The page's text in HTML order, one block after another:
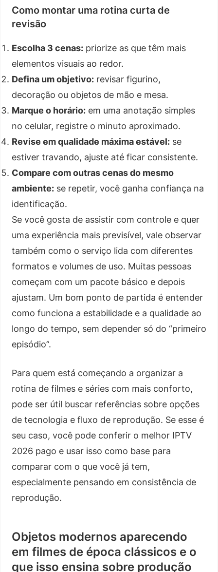
Como montar uma rotina curta de
revisão
Escolha 3 cenas: priorize as que têm mais
elementos visuais ao redor.
Defina um objetivo: revisar figurino,
decoração ou objetos de mão e mesa.
Marque o horário: em uma anotação simples
no celular, registre o minuto aproximado.
Revise em qualidade máxima estável: se
estiver travando, ajuste até ficar consistente.
Compare com outras cenas do mesmo
ambiente: se repetir, você ganha confiança na
identificação.
Se você gosta de assistir com controle e quer
uma experiência mais previsível, vale observar
também como o serviço lida com diferentes
formatos e volumes de uso. Muitas pessoas
começam com um pacote básico e depois
ajustam. Um bom ponto de partida é entender
como funciona a estabilidade e a qualidade ao
longo do tempo, sem depender só do “primeiro
episódio”.
Para quem está começando a organizar a
rotina de filmes e séries com mais conforto,
pode ser útil buscar referências sobre opções
de tecnologia e fluxo de reprodução. Se esse é
seu caso, você pode conferir o melhor IPTV
2026 pago e usar isso como base para
comparar com o que você já tem,
especialmente pensando em consistência de
reprodução.
Objetos modernos aparecendo
em filmes de época clássicos e o
que isso ensina sobre produção